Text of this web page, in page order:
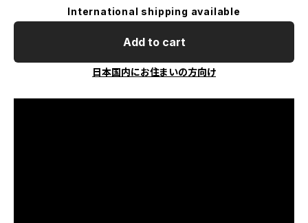
International shipping available
Add to cart
日本国内にお住まいの方向け